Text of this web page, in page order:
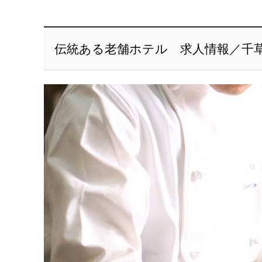
伝統ある老舗ホテル 求人情報／千